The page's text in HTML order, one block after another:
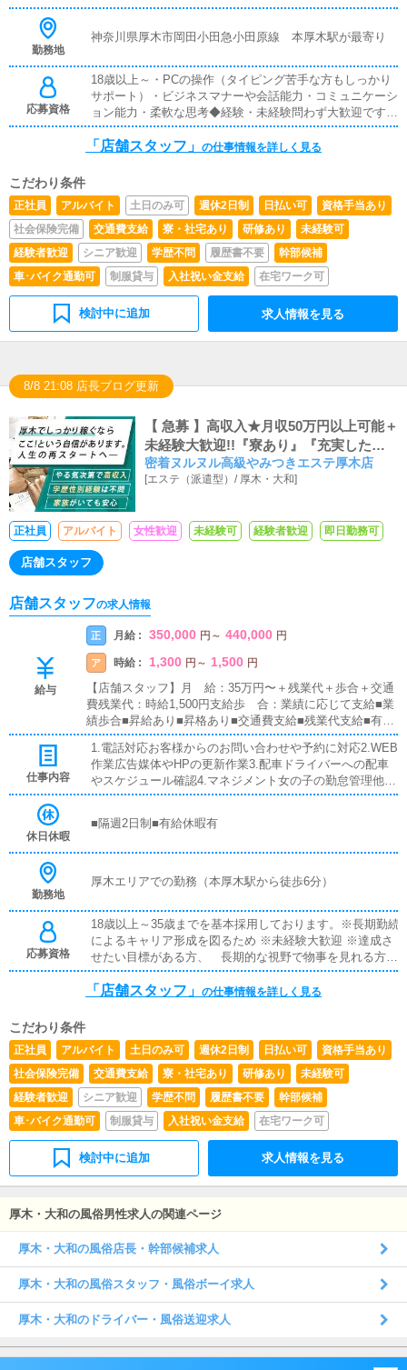
一切ありません）受注からドライバー指示まで一気通貫に
フが動くため、面白く非常にやりがいがあります。
勤務地
神奈川県厚木市岡田小田急小田原線 本厚木駅が最寄り
応募資格
18歳以上～・PCの操作（タイピング苦手な方もしっかり
サポート）・ビジネスマナーや会話能力・コミュニケーシ
ョン能力・柔軟な思考◆経験・未経験問わず大歓迎です◆
PCを使える方（使ったことがあるという程度で大丈夫で
す）◆エクセルなどの標準的な業務ソフトが使えること
で経営もやってみたいというやる気のある方◆この業界当
店が初めて（未経験）という男性が非常に多いお店です。
◆真面目にお仕事に取り組める向上心のある方であればど
んな方でも年齢は特に問いません。
「店舗スタッフ」 の仕事情報を詳しく見る
こだわり条件
正社員 アルバイト 土日のみ可 週休2日制 日払い可
資格手当あり
社会保険完備
交通費支給 寮・社宅あり 研修あり
未経験可
経験者歓迎
シニア歓迎 学歴不問 履歴書不要
幹部候補
車･バイク通勤可
制服貸与 入社祝い金支給 在宅ワーク可
検討中に追加 求人情報を見る
8/8 21:08 店長ブログ更新
【 急募 】高収入★月収50万円以上可能＋
未経験大歓迎!!『寮あり』『充実した福
利厚生』『有給休暇あり』
密着ヌルヌル高級やみつきエステ厚木店
[エステ（派遣型）/ 厚木・大和]
正社員 アルバイト 女性歓迎 未経験可 経験者歓迎 即日勤務可
店舗スタッフ
店舗スタッフの求人情報
給与
正 月給 : 350,000 円 ～ 440,000 円
ア 時給 : 1,300 円 ～ 1,500 円
【店舗スタッフ】月 給：35万円〜＋残業代＋歩合＋交通
費残業代：時給1,500円支給歩 合：業績に応じて支給■業
績歩合■昇給あり■昇格あり■交通費支給■残業代支給■有給
休暇あり店長プロジェクト★入社して最短6ヶ月で店長が
可能！店舗展開に力を入れているグループなのであなたの
能力次第で即ポストをご用意します
仕事内容
1.電話対応お客様からのお問い合わせや予約に対応2.WEB
作業広告媒体やHPの更新作業3.配車ドライバーへの配車
やスケジュール確認4.マネジメント女の子の勤怠管理他ス
ケジュール確認5.その他円滑な店舗運営を最大限にサポー
休日休暇
■隔週2日制■有給休暇有
勤務地
厚木エリアでの勤務（本厚木駅から徒歩6分）
応募資格
18歳以上～35歳までを基本採用しております。※長期勤続
によるキャリア形成を図るため ※未経験大歓迎 ※達成さ
せたい目標がある方、 長期的な視野で物事を見れる方か
らの ご応募お待ちしております。 ※ご応募前に当グル
ープの考え方に ご共感頂ける場合のみご応募下さい。
「店舗スタッフ」 の仕事情報を詳しく見る
こだわり条件
正社員 アルバイト 土日のみ可 週休2日制 日払い可
資格手当あり
社会保険完備
交通費支給 寮・社宅あり 研修あり
未経験可
経験者歓迎
シニア歓迎 学歴不問 履歴書不要
幹部候補
車･バイク通勤可
制服貸与 入社祝い金支給 在宅ワーク可
検討中に追加 求人情報を見る
厚木・大和の風俗男性求人の関連ページ
厚木・大和の風俗店長・幹部候補求人
厚木・大和の風俗スタッフ・風俗ボーイ求人
厚木・大和のドライバー・風俗送迎求人